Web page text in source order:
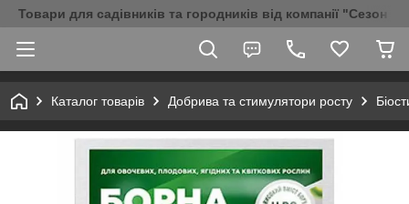
Товари для садівників та городників від компанії "Сезон
Каталог товарів Добрива та стимулятори росту